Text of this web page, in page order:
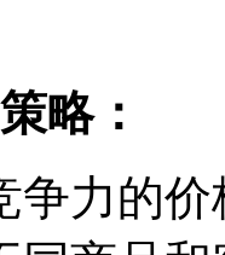
略：
争力的